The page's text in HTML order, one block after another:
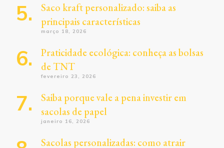
Saco kraft personalizado: saiba as
principais características
março 18, 2026
Praticidade ecológica: conheça as bolsas
de TNT
fevereiro 23, 2026
Saiba porque vale a pena investir em
sacolas de papel
janeiro 16, 2026
Sacolas personalizadas: como atrair